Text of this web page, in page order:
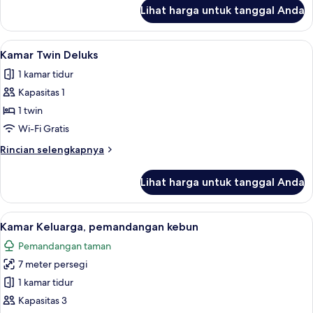
Kamar
Double
Deluks
Lihat harga untuk tanggal Anda
Lihat
semua
foto
untuk
Kamar
Twin
Deluks
2
Kamar Twin Deluks
1 kamar tidur
Kapasitas 1
1 twin
Wi-Fi Gratis
Rincian selengkapnya
Rincian
Kamar
Twin
Deluks
Lihat harga untuk tanggal Anda
Lihat
semua
foto
untuk
Kamar
Keluarga,
Kamar Keluarga, pemandangan
6
Kamar Keluarga, pemandangan kebun
Pemandangan taman
7 meter persegi
1 kamar tidur
Kapasitas 3